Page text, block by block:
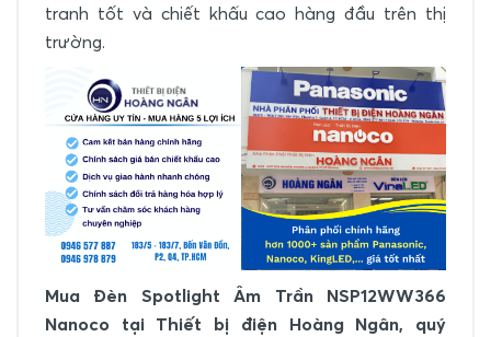
tranh tốt và chiết khấu cao hàng đầu trên thị
trường.
Mua Đèn Spotlight Âm Trần NSP12WW366
Nanoco
tại Thiết bị điện Hoàng Ngân, quý